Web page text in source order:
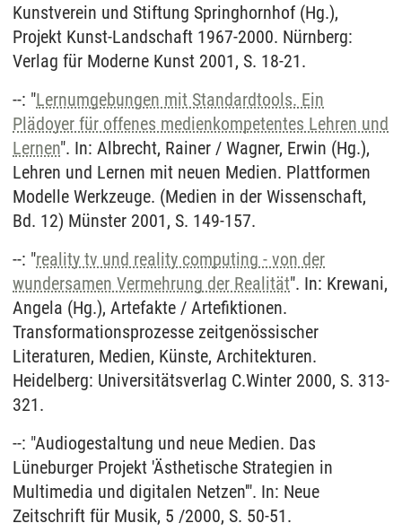
Kunstverein und Stiftung Springhornhof (Hg.),
Projekt Kunst-Landschaft 1967-2000. Nürnberg:
Verlag für Moderne Kunst 2001, S. 18-21.
--: "Lernumgebungen mit Standardtools. Ein
Plädoyer für offenes medienkompetentes Lehren und
Lernen". In: Albrecht, Rainer / Wagner, Erwin (Hg.),
Lehren und Lernen mit neuen Medien. Plattformen
Modelle Werkzeuge. (Medien in der Wissenschaft,
Bd. 12) Münster 2001, S. 149-157.
--: "reality tv und reality computing - von der
wundersamen Vermehrung der Realität". In: Krewani,
Angela (Hg.), Artefakte / Artefiktionen.
Transformationsprozesse zeitgenössischer
Literaturen, Medien, Künste, Architekturen.
Heidelberg: Universitätsverlag C.Winter 2000, S. 313-
321.
--: "Audiogestaltung und neue Medien. Das
Lüneburger Projekt 'Ästhetische Strategien in
Multimedia und digitalen Netzen'". In: Neue
Zeitschrift für Musik, 5 /2000, S. 50-51.